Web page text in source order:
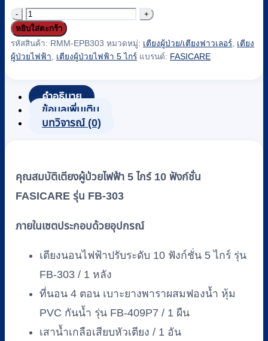
จำนวน
เตียง
ผู้
5
FASICARE
FB-
ชิ้น
หยิบใส่ตะกร้า
รหัสสินค้า: RMM-EPB303 หมวดหมู่: เตียงผู้ป่วย/เตียงฟาวเลอร์ เตียง
ผู้ป่วยไฟฟ้า
เตียงผู้ป่วยไฟฟ้า 5 ไกร์ แบรนด์: FASICARE
คำอธิบาย
ข้อมูลเพิ่มเติม
บทวิจารณ์ (0)
คุณสมบัติเตียงผู้ป่วยไฟฟ้า 5 ไกร์ 10 ฟังก์ชั่น
FASICARE รุ่น FB-303
ภายในเซตประกอบด้วยอุปกรณ์
เตียงนอนไฟฟ้าปรับระดับ 10 ฟังก์ชั่น 5 ไกร์ รุ่น
FB-303 / 1 หลัง
ที่นอน 4 ตอน เบาะยางพาราผสมฟองน้ำ หุ้ม
PVC กันน้ำ รุ่น FB-409P7 / 1 ผืน
เสาน้ำเกลือเสียบหัวเตียง / 1 อัน